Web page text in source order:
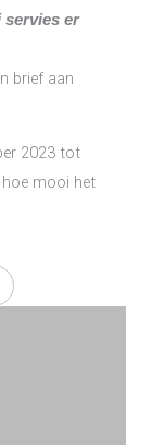
servies er
brief aan
2023 tot
hoe mooi het